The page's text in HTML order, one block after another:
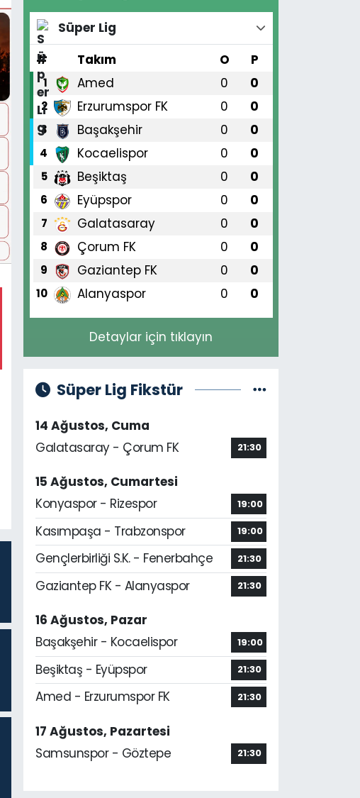
Süper Lig
#
Takım O P
1 Amed 0 0
2 Erzurumspor FK 0 0
3 Başakşehir 0 0
4 Kocaelispor 0 0
5 Beşiktaş 0 0
6 Eyüpspor 0 0
7 Galatasaray 0 0
8 Çorum FK 0 0
9 Gaziantep FK 0 0
10 Alanyaspor 0 0
Detaylar için tıklayın
Süper Lig Fikstür
14 Ağustos, Cuma
Galatasaray - Çorum FK
21:30
15 Ağustos, Cumartesi
Konyaspor - Rizespor
19:00
Kasımpaşa - Trabzonspor 19:00
Gençlerbirliği S.K. - Fenerbahçe 21:30
Gaziantep FK - Alanyaspor 21:30
16 Ağustos, Pazar
Başakşehir - Kocaelispor
19:00
Beşiktaş - Eyüpspor 21:30
Amed - Erzurumspor FK 21:30
17 Ağustos, Pazartesi
Samsunspor - Göztepe
21:30